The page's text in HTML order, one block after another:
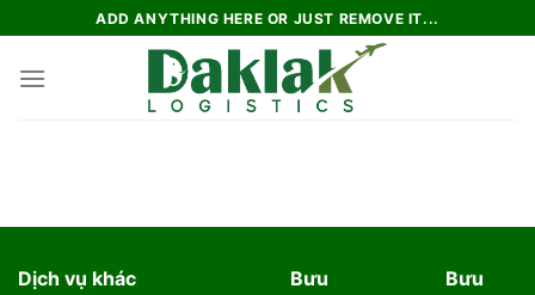
to
content
ADD ANYTHING HERE OR JUST REMOVE IT...
Dịch vụ khác
Bưu
Bưu